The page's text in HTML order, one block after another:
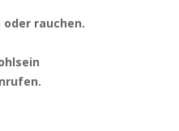
oder rauchen.